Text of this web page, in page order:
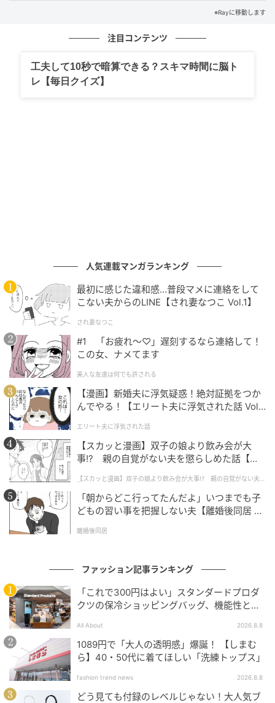
あなたはわかりましたか？
毎日1分英会話で、知って得するフレーズを学びましょ
※解答は複数ある場合があります。
※Rayに移動します
注目コンテンツ
工夫して10秒で暗算できる？スキマ時間に脳ト
レ【毎日クイズ】
人気連載マンガランキング
最初に感じた違和感…普段マメに連絡をして
こない夫からのLINE【され妻なつこ Vol.1】
され妻なつこ
#1 「お疲れ〜♡」遅刻するなら連絡して！
この女、ナメてます
美人な友達は何でも許される
【漫画】新婚夫に浮気疑惑！絶対証拠をつか
んでやる！【エリート夫に浮気された話 Vol.
エリート夫に浮気された話
【スカッと漫画】双子の娘より飲み会が大
事!? 親の自覚がない夫を懲らしめた話【第1
【スカッと漫画】双子の娘より飲み会が大事!? 親の自覚がない夫を
懲らしめた話
「朝からどこ行ってたんだよ」いつまでも子
どもの習い事を把握しない夫【離婚後同居 Vo
離婚後同居
ファッション記事ランキング
「これで300円はよい」スタンダードプロダ
クツの保冷ショッピングバッグ、機能性とデ
All About 2026.8.8
1089円で「大人の透明感」爆誕！ 【しまむ
ら】40・50代に着てほしい「洗練トップス」
fashion trend news 2026.8.8
どう見ても付録のレベルじゃない！大人気ブ